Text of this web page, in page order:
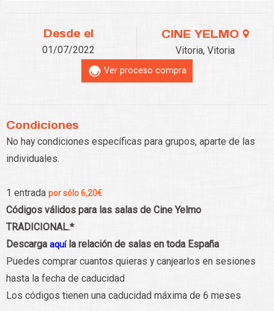
Desde el
01/07/2022
CINE YELMO
Vitoria, Vitoria
Ver proceso compra
Condiciones
No hay condiciones específicas para grupos, aparte de las
individuales.
1 entrada por sólo 6,20€
Códigos válidos para las salas de Cine Yelmo
TRADICIONAL.*
Descarga aquí la relación de salas en toda España
Puedes comprar cuantos quieras y canjearlos en sesiones
hasta la fecha de caducidad
Los códigos tienen una caducidad máxima de 6 meses